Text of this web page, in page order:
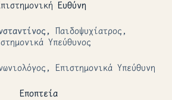
Ευθύνη
Παιδοψυχίατρος,
Υπεύθυνος
Επιστημονικά Υπεύθυνη
Εποπτεία